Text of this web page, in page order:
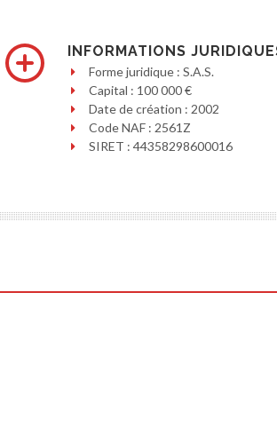
INFORMATIONS
Forme juridique : S.A.S.
Capital : 100 000 €
Date de création : 2002
Code NAF : 2561Z
SIRET : 44358298600016